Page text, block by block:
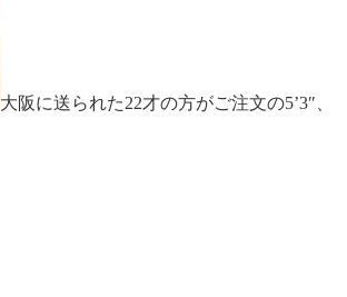
大阪に送られた22才の方がご注文の5’3″、